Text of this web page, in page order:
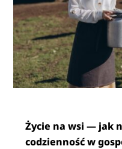
Życie na wsi — jak
codzienność w